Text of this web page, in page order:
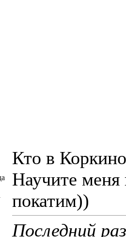
Кто в
Научите меня
покатим))
Последний